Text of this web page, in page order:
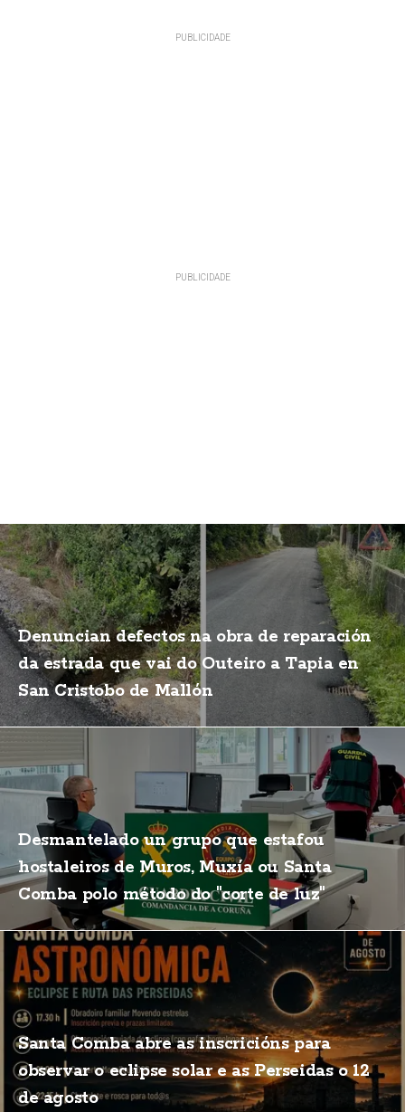
Denuncian defectos na obra de reparación
da estrada que vai do Outeiro a Tapia en
San Cristobo de Mallón
Desmantelado un grupo que estafou
hostaleiros de Muros, Muxía ou Santa
Comba polo método do "corte de luz"
Santa Comba abre as inscricións para
observar o eclipse solar e as Perseidas o 12
de agosto